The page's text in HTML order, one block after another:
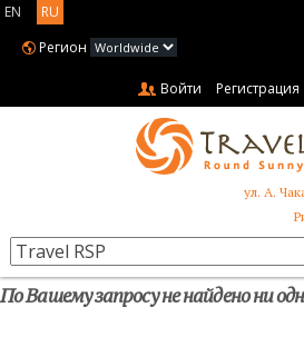
EN
RU
Регион
Войти Регистрация
ул. А.
По Вашему запросу не найдено ни